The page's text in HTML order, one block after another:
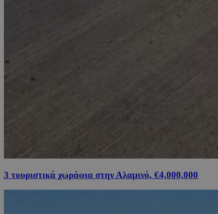
3 τουριστικά χωράφια στην Αλαμινό, €4,000,000